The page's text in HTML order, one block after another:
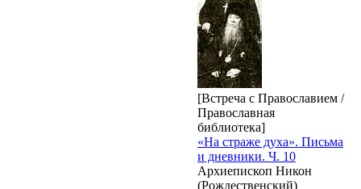
[Встреча с Православием /
Православная
библиотека]
«На страже духа». Письма
и дневники. Ч. 10
Архиепископ Никон
(Рождественский)